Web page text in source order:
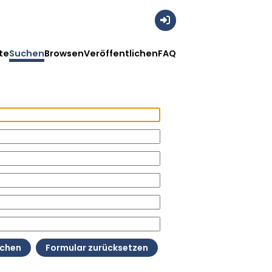
SuchenBrowsenVeröffentlichenFAQ